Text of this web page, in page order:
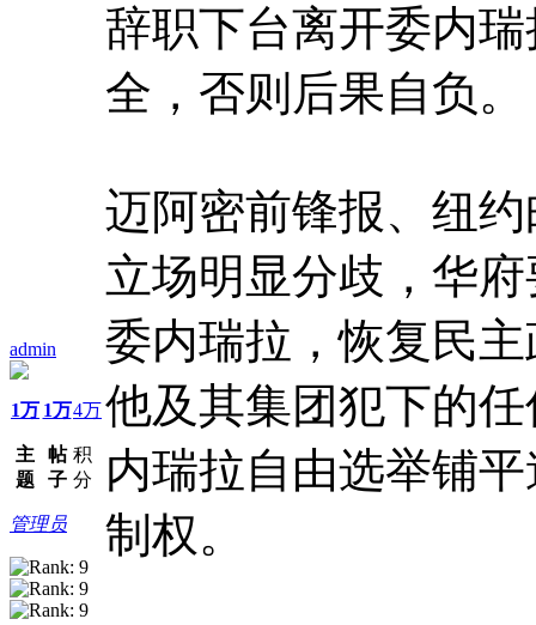
admin
1万
主
题
1万
帖
子
4万
积
分
管理员
辞职下台离开委内
全，否则后果自负。
迈阿密前锋报、纽
立场明显分歧，华
委内瑞拉，恢复民
他及其集团犯下的
内瑞拉自由选举铺
制权。